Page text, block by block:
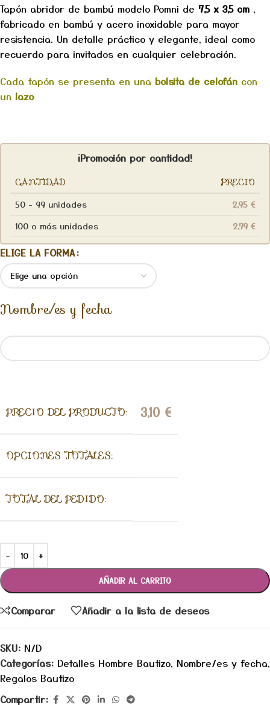
Tapón abridor de bambú modelo Pomni de 7,5 x 3,5 cm ,
fabricado en bambú y acero inoxidable para mayor
resistencia. Un detalle práctico y elegante, ideal como
recuerdo para invitados en cualquier celebración.
Cada tapón se presenta en una bolsita de celofán con
un lazo
¡Promoción por cantidad!
CANTIDAD PRECIO
50 - 99 unidades 2,95 €
100 o más unidades
2,79 €
ELIGE LA FORMA
Nombre/es y fecha
PRECIO DEL PRODUCTO: 3,10 €
OPCIONES TOTALES:
TOTAL DEL PEDIDO:
AÑADIR AL CARRITO
Comparar Añadir a la lista de deseos
SKU: N/D
Categorías: Detalles Hombre Bautizo, Nombre/es y fecha,
Regalos Bautizo
Compartir: